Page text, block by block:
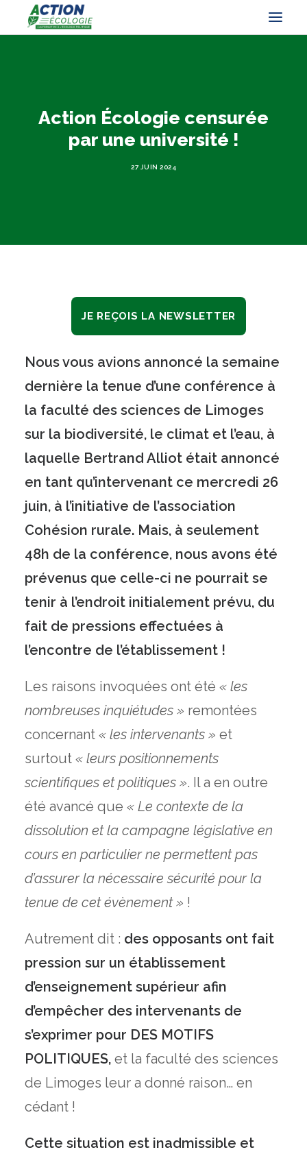
Action Écologie censurée
par une université !
27 JUIN 2024
JE REÇOIS LA NEWSLETTER
Nous vous avions annoncé la semaine
dernière la tenue d’une conférence à
la faculté des sciences de Limoges
sur la biodiversité, le climat et l’eau, à
laquelle Bertrand Alliot était annoncé
en tant qu’intervenant ce mercredi 26
juin, à l’initiative de l’association
Cohésion rurale. Mais, à seulement
48h de la conférence, nous avons été
prévenus que celle-ci ne pourrait se
tenir à l’endroit initialement prévu, du
fait de pressions effectuées à
l’encontre de l’établissement !
Les raisons invoquées ont été « les
nombreuses inquiétudes » remontées
concernant « les intervenants » et
surtout « leurs positionnements
scientifiques et politiques ». Il a en outre
été avancé que « Le contexte de la
dissolution et la campagne législative en
cours en particulier ne permettent pas
d’assurer la nécessaire sécurité pour la
tenue de cet évènement » !
Autrement dit : des opposants ont fait
pression sur un établissement
d’enseignement supérieur afin
d’empêcher des intervenants de
s’exprimer pour DES MOTIFS
POLITIQUES, et la faculté des sciences
de Limoges leur a donné raison… en
cédant !
Cette situation est inadmissible et